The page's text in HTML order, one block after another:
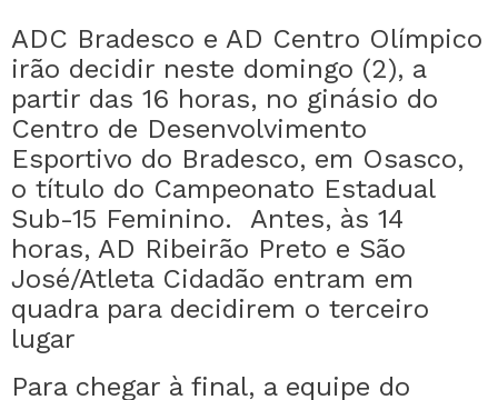
ADC Bradesco e AD Centro Olímpico
irão decidir neste domingo (2), a
partir das 16 horas, no ginásio do
Centro de Desenvolvimento
Esportivo do Bradesco, em Osasco,
o título do Campeonato Estadual
Sub-15 Feminino.
Antes, às 14
horas, AD Ribeirão Preto e São
José/Atleta Cidadão entram em
quadra para decidirem o terceiro
lugar
Para chegar à final, a equipe do